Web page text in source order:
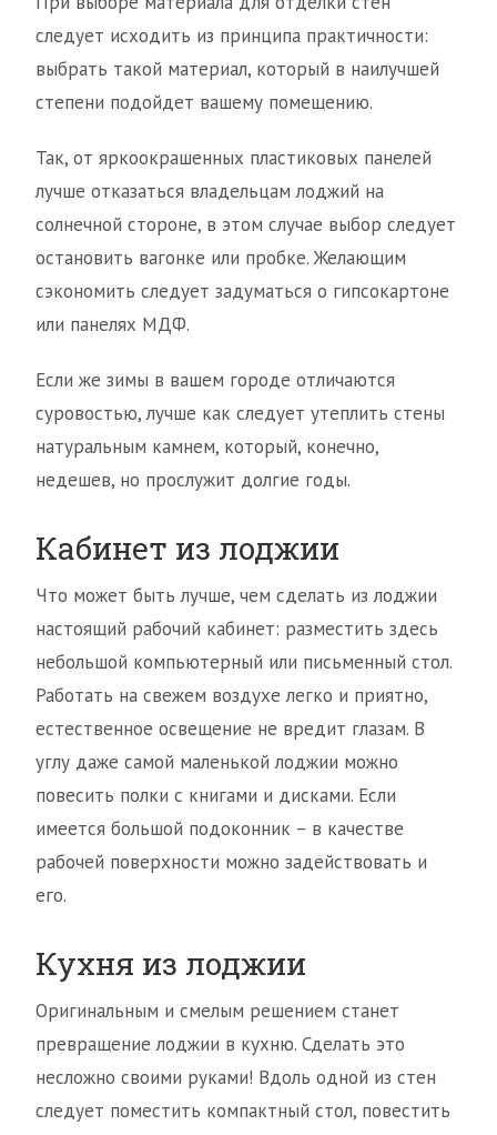
следует исходить из принципа практичности:
выбрать такой материал, который в наилучшей
степени подойдет вашему помещению.
Так, от яркоокрашенных пластиковых панелей
лучше отказаться владельцам лоджий на
солнечной стороне, в этом случае выбор следует
остановить вагонке или пробке. Желающим
сэкономить следует задуматься о гипсокартоне
или панелях МДФ.
Если же зимы в вашем городе отличаются
суровостью, лучше как следует утеплить стены
натуральным камнем, который, конечно,
недешев, но прослужит долгие годы.
Кабинет из лоджии
Что может быть лучше, чем сделать из лоджии
настоящий рабочий кабинет: разместить здесь
небольшой компьютерный или письменный стол.
Работать на свежем воздухе легко и приятно,
естественное освещение не вредит глазам. В
углу даже самой маленькой лоджии можно
повесить полки с книгами и дисками. Если
имеется большой подоконник – в качестве
рабочей поверхности можно задействовать и
его.
Кухня из лоджии
Оригинальным и смелым решением станет
превращение лоджии в кухню. Сделать это
несложно своими руками! Вдоль одной из стен
следует поместить компактный стол, повестить